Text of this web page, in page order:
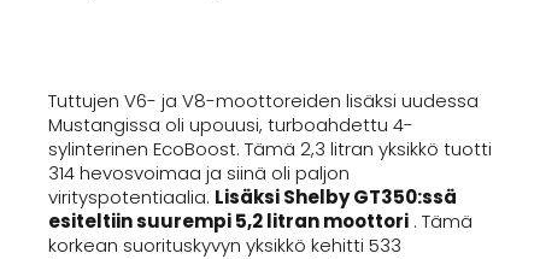
Tuttujen V6- ja V8-moottoreiden lisäksi uudessa
Mustangissa oli upouusi, turboahdettu 4-
sylinterinen EcoBoost. Tämä 2,3 litran yksikkö tuotti
314 hevosvoimaa ja siinä oli paljon
virityspotentiaalia. Lisäksi Shelby GT350:ssä
esiteltiin suurempi 5,2 litran moottori . Tämä
korkean suorituskyvyn yksikkö kehitti 533